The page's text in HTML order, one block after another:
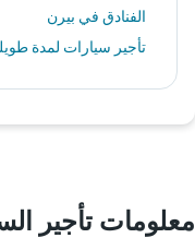
الفنادق في بيرن
تأجير سيارات لمدة
معلومات تأجير